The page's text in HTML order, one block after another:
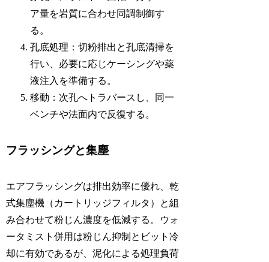
ア量を岩質に合わせ同調制御す
る。
孔底処理：切粉排出と孔底清掃を
行い、必要に応じケーシングや薬
液注入を準備する。
移動：次孔へトラバースし、同一
ベンチや法面内で反復する。
フラッシングと集塵
エアフラッシングは排出効率に優れ、乾
式集塵機（カートリッジフィルタ）と組
み合わせて粉じん濃度を低減する。ウォ
ータミスト併用は粉じん抑制とビット冷
却に有効であるが、泥化による処理負荷